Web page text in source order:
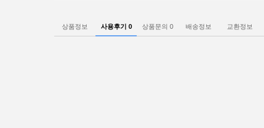
상품정보 사용후기 0 상품문의 0 배송정보 교환정보